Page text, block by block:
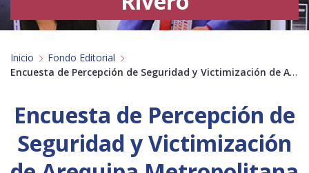
Postgrado
Internacional
Alumnos Antiguos Alumnos
Empresas
Inicio Fondo Editorial
Encuesta de Percepción de Seguridad y Victimización de Arequipa Metropolitana 2021-2023
Encuesta de Percepción de
Seguridad y Victimización